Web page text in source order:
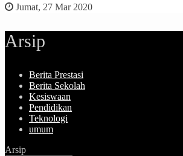
Jumat, 27 Mar 2020
Arsip
Berita Prestasi
Berita Sekolah
Kesiswaan
Pendidikan
Teknologi
umum
Arsip